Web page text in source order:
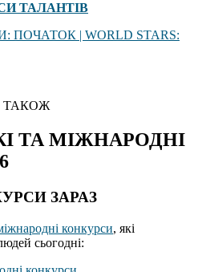
ТАЛАНТІВ
ТАКОЖ
ТА МІЖНАРОДНІ
ЗАРАЗ
конкурси, які
сьогодні: